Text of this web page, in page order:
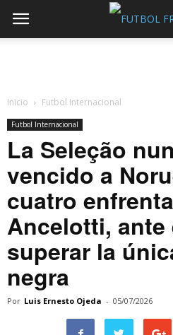
Inicio Futbol Internacional
Futbol Internacional
La Seleção
vencido a
cuatro
Ancelotti, ante
superar la
negra
Por Luis Ernesto Ojeda - 05/07/2026